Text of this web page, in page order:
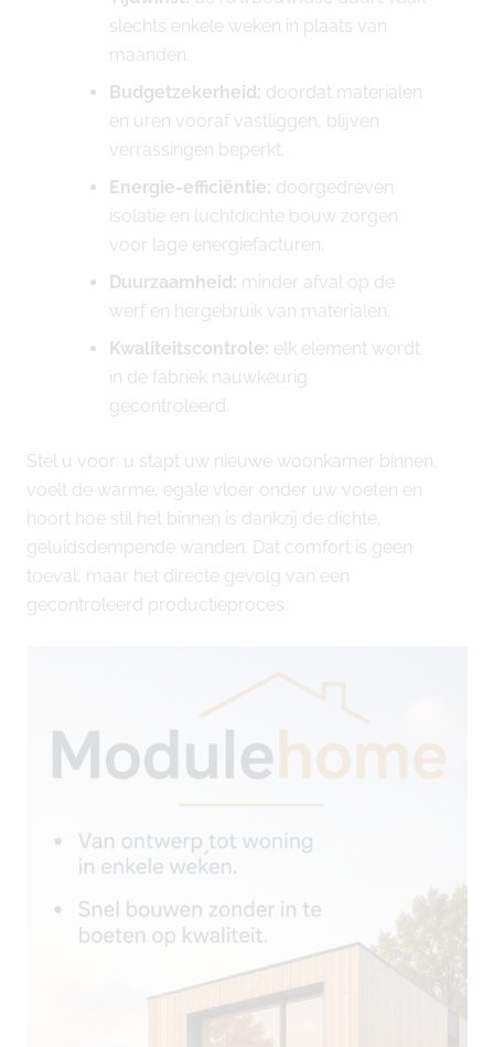
slechts enkele weken in plaats van
maanden.
Budgetzekerheid: doordat materialen
en uren vooraf vastliggen, blijven
verrassingen beperkt.
Energie-efficiëntie: doorgedreven
isolatie en luchtdichte bouw zorgen
voor lage energiefacturen.
Duurzaamheid: minder afval op de
werf en hergebruik van materialen.
Kwaliteitscontrole: elk element wordt
in de fabriek nauwkeurig
gecontroleerd.
Stel u voor: u stapt uw nieuwe woonkamer binnen,
voelt de warme, egale vloer onder uw voeten en
hoort hoe stil het binnen is dankzij de dichte,
geluidsdempende wanden. Dat comfort is geen
toeval, maar het directe gevolg van een
gecontroleerd productieproces.